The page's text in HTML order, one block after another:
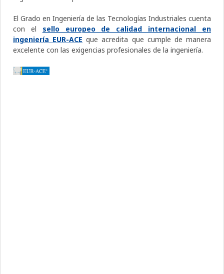
El Grado en Ingeniería de las Tecnologías Industriales cuenta
con el sello europeo de calidad internacional en
ingeniería EUR-ACE que acredita que cumple de manera
excelente con las exigencias profesionales de la ingeniería.